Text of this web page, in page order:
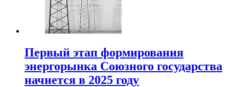
Первый этап формирования
энергорынка Союзного государства
начнется в 2025 году